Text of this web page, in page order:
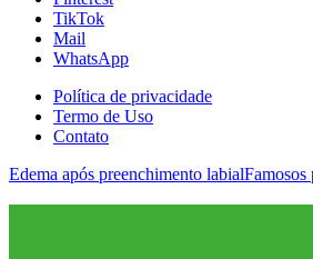
TikTok
Mail
WhatsApp
Política de privacidade
Termo de Uso
Contato
Edema após preenchimento labialFamosos